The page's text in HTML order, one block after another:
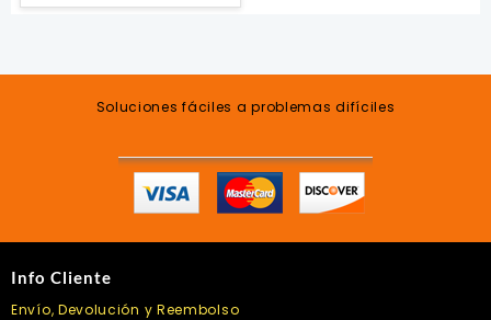
Soluciones fáciles a problemas difíciles
Info Cliente
Envío, Devolución y Reembolso